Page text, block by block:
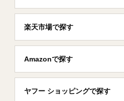
楽天市場で探す
Amazonで探す
ヤフー ショッピングで探す